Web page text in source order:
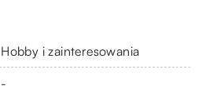
Hobby i zainteresowania
-